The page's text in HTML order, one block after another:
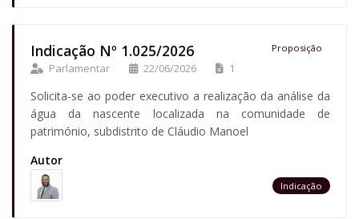
Indicação Nº 1.025/2026 Proposição
Parlamentar 22/06/2026 1
Solicita-se ao poder executivo a realização da análise da
água da nascente localizada na comunidade de
património, subdistrito de Cláudio Manoel
Autor
Indicação